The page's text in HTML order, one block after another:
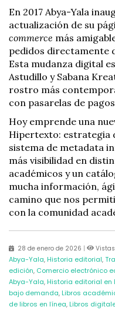
En 2017 Abya-Yala
actualización de su
commerce más
pedidos directamente
Esta mudanza digital
Astudillo y Sabana
rostro más
con pasarelas de
Hoy emprende una
Hipertexto: estrategia
sistema de metadata
más visibilidad en
académicos y un
mucha información,
camino que nos
con la comunidad
28 de enero de 2026 |
Abya-Yala, Historia editorial,
edición, Comercio electrónico
Abya-Yala, Historia editorial en
bajo demanda, Libros
de libros en línea, Libros